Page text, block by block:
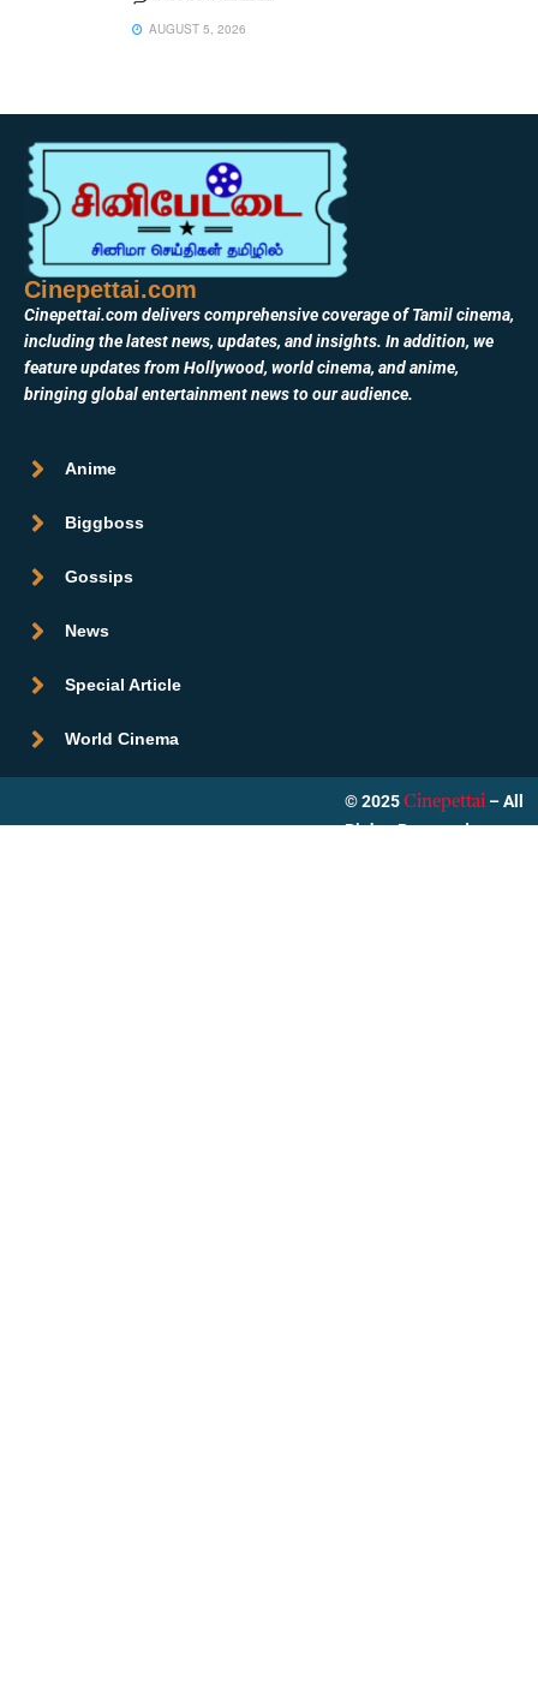
AUGUST 5, 2026
Cinepettai.com
Cinepettai.com delivers comprehensive coverage of Tamil cinema,
including the latest news, updates, and insights. In addition, we
feature updates from Hollywood, world cinema, and anime,
bringing global entertainment news to our audience.
Anime
Biggboss
Gossips
News
Special Article
World Cinema
© 2025 Cinepettai – All
Rights Reserved